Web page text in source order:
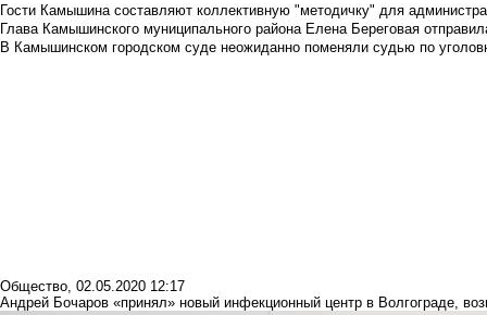
Гости Камышина составляют коллективную "методичку" для
Глава Камышинского муниципального района Елена Береговая
В Камышинском городском суде неожиданно поменяли судью по
Общество, 02.05.2020 12:17
Андрей Бочаров «принял» новый инфекционный центр в Волгограде,